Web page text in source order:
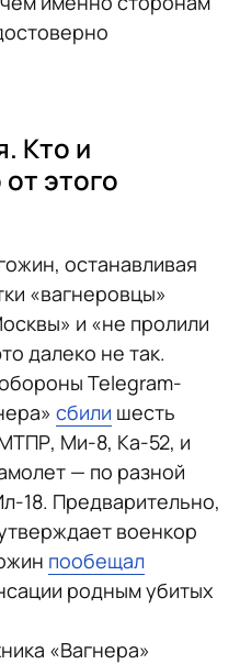
Кто и
этого
останавливая
«вагнеровцы»
и «не пролили
далеко не так.
Telegram-
сбили шесть
Ми-8, Ка-52, и
— по разной
18. Предварительно,
военкор
пообещал
родным убитых
«Вагнера»